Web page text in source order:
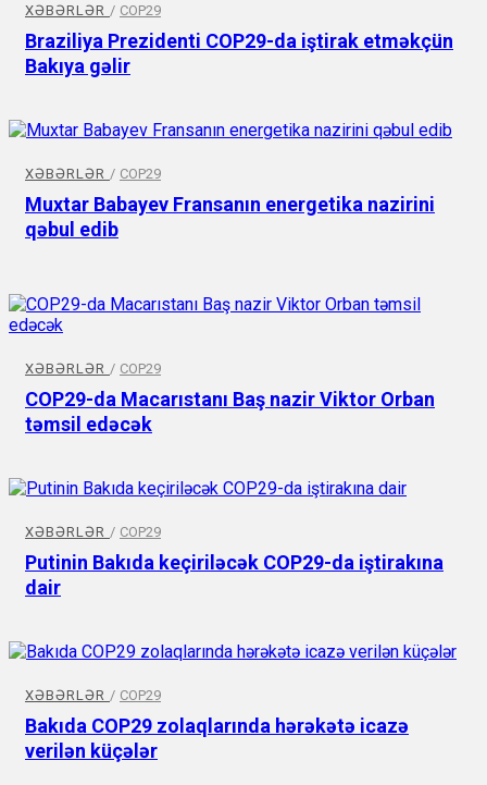
XƏBƏRLƏR / COP29
Braziliya Prezidenti COP29-da iştirak etməkçün
Bakıya gəlir
XƏBƏRLƏR / COP29
Muxtar Babayev Fransanın energetika nazirini
qəbul edib
XƏBƏRLƏR / COP29
COP29-da Macarıstanı Baş nazir Viktor Orban
təmsil edəcək
XƏBƏRLƏR / COP29
Putinin Bakıda keçiriləcək COP29-da iştirakına
dair
XƏBƏRLƏR / COP29
Bakıda COP29 zolaqlarında hərəkətə icazə
verilən küçələr